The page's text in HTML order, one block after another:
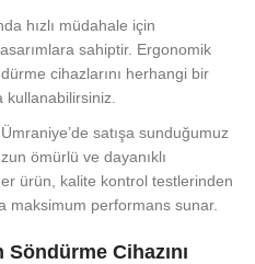
hızlı müdahale için
sahiptir. Ergonomik
cihazlarını herhangi bir
satışa sunduğumuz
ömürlü ve dayanıklı
ürün, kalite kontrol testlerinden
maksimum performans sunar.
Cihazını